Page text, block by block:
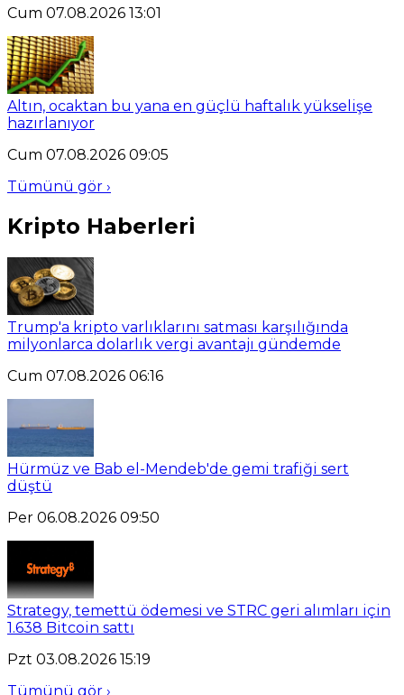
Cum 07.08.2026 13:01
Altın, ocaktan bu yana en güçlü haftalık yükselişe
hazırlanıyor
Cum 07.08.2026 09:05
Tümünü gör ›
Kripto Haberleri
Trump'a kripto varlıklarını satması karşılığında
milyonlarca dolarlık vergi avantajı gündemde
Cum 07.08.2026 06:16
Hürmüz ve Bab el-Mendeb'de gemi trafiği sert
düştü
Per 06.08.2026 09:50
Strategy, temettü ödemesi ve STRC geri alımları için
1.638 Bitcoin sattı
Pzt 03.08.2026 15:19
Tümünü gör ›